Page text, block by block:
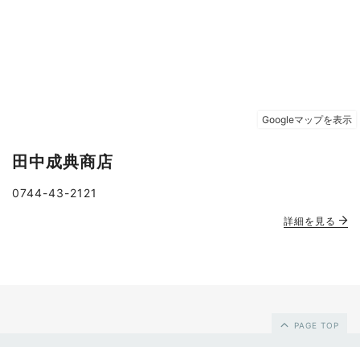
田中成典商店
0744-43-2121
詳細を見る
PAGE TOP